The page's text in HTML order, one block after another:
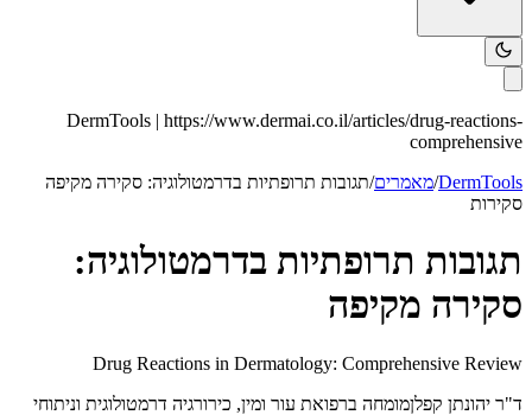
DermTools |https://www.dermai.co.il/articles/drug-
/מאמרים/תגובות תרופתיות בדרמטולוגיה: סקירה מקיפה
תרופתיות בדרמטולוגיה:
מקיפה
Drug Reactions in Dermatology: Comprehensive
קפלןמומחה ברפואת עור ומין, כירורגיה דרמטולוגית וניתוחי